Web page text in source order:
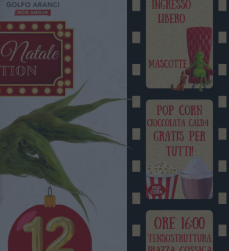
ANCHE DAL VIVO: UN AMICO VIP SVELA COME FA